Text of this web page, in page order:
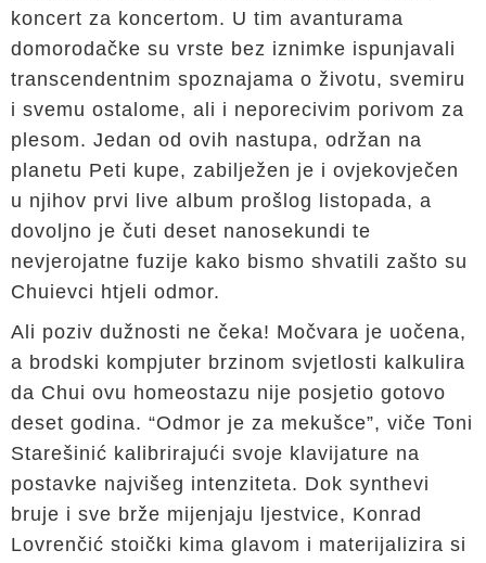
koncert za koncertom. U tim avanturama
domorodačke su vrste bez iznimke ispunjavali
transcendentnim spoznajama o životu, svemiru
i svemu ostalome, ali i neporecivim porivom za
plesom. Jedan od ovih nastupa, održan na
planetu Peti kupe, zabilježen je i ovjekovječen
u njihov prvi live album prošlog listopada, a
dovoljno je čuti deset nanosekundi te
nevjerojatne fuzije kako bismo shvatili zašto su
Chuievci htjeli odmor.
Ali poziv dužnosti ne čeka! Močvara je uočena,
a brodski kompjuter brzinom svjetlosti kalkulira
da Chui ovu homeostazu nije posjetio gotovo
deset godina. “Odmor je za mekušce”, viče Toni
Starešinić kalibrirajući svoje klavijature na
postavke najvišeg intenziteta. Dok synthevi
bruje i sve brže mijenjaju ljestvice, Konrad
Lovrenčić stoički kima glavom i materijalizira si